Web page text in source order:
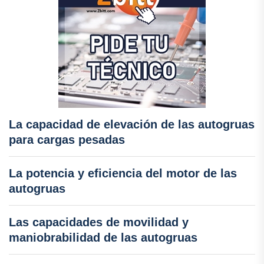
La capacidad de elevación de las autogruas
para cargas pesadas
La potencia y eficiencia del motor de las
autogruas
Las capacidades de movilidad y
maniobrabilidad de las autogruas